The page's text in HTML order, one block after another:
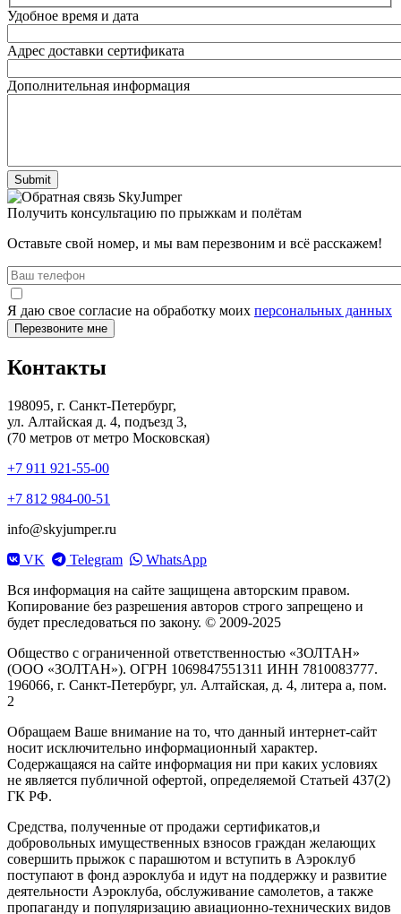
Удобное время и дата
Адрес доставки сертификата
Дополнительная информация
Получить консультацию по прыжкам и полётам
Оставьте свой номер, и мы вам перезвоним и всё расскажем!
Я даю свое согласие на обработку моих персональных данных
Контакты
198095, г. Санкт-Петербург,
ул. Алтайская д. 4, подъезд 3,
(70 метров от метро Московская)
+7 911 921-55-00
+7 812 984-00-51
info@skyjumper.ru
VK
Telegram
WhatsApp
Вся информация на сайте защищена авторским правом.
Копирование без разрешения авторов строго запрещено и
будет преследоваться по закону. © 2009-2025
Общество с ограниченной ответственностью «ЗОЛТАН»
(ООО «ЗОЛТАН»). ОГРН 1069847551311 ИНН 7810083777.
196066, г. Санкт-Петербург, ул. Алтайская, д. 4, литера а, пом.
2
Обращаем Ваше внимание на то, что данный интернет-сайт
носит исключительно информационный характер.
Содержащаяся на сайте информация ни при каких условиях
не является публичной офертой, определяемой Статьей 437(2)
ГК РФ.
Средства, полученные от продажи сертификатов,и
добровольных имущественных взносов граждан желающих
совершить прыжок с парашютом и вступить в Аэроклуб
поступают в фонд аэроклуба и идут на поддержку и развитие
деятельности Аэроклуба, обслуживание самолетов, а также
пропаганду и популяризацию авиационно-технических видов